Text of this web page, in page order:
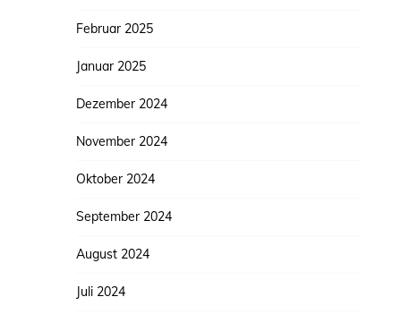
Februar 2025
Januar 2025
Dezember 2024
November 2024
Oktober 2024
September 2024
August 2024
Juli 2024